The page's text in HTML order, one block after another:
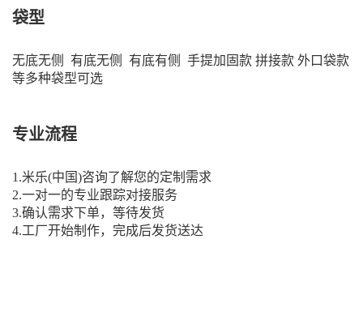
袋型
无底无侧 有底无侧 有底有侧 手提加固款 拼接款 外口袋款
等多种袋型可选
专业流程
1.米乐(中国)咨询了解您的定制需求
2.一对一的专业跟踪对接服务
3.确认需求下单，等待发货
4.工厂开始制作，完成后发货送达